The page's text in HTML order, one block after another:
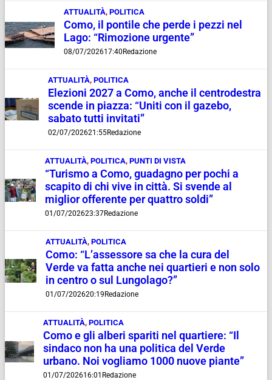
ATTUALITÀ,POLITICA
Como, il pontile che perde i pezzi nel
Lago: “Rimozione urgente”
08/07/202617:40Redazione
ATTUALITÀ, POLITICA
Elezioni 2027 a Como, anche il centrodestra
scende in piazza: “Uniti con il gazebo,
sabato tutti invitati”
02/07/202621:55Redazione
ATTUALITÀ, POLITICA, PUNTI DI VISTA
“Turismo a Como, guadagno per pochi a
scapito di chi vive in città. Si svende al
miglior offerente per quattro soldi”
01/07/202623:37Redazione
ATTUALITÀ,POLITICA
Como: “L’assessore sa che la cura del
Verde va fatta anche nei quartieri e non solo
in centro o sul Lungolago?”
01/07/202620:19Redazione
ATTUALITÀ,POLITICA
Como e gli alberi spariti nel quartiere: “Il
sindaco non ha una politica del Verde
urbano. Noi vogliamo 1000 nuove piante”
01/07/202616:01 Redazione